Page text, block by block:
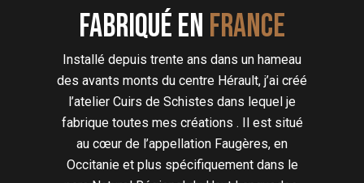
Fabriqué en FRANCE
Installé depuis trente ans dans un hameau
des avants monts du centre Hérault, j’ai créé
l’atelier Cuirs de Schistes dans lequel je
fabrique toutes mes créations . Il est situé
au cœur de l’appellation Faugères, en
Occitanie et plus spécifiquement dans le